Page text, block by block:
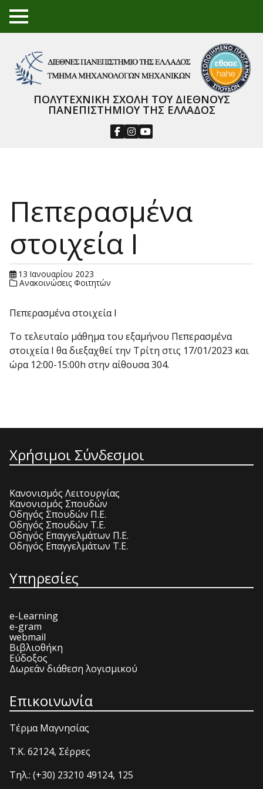
TO
GGL
NU
ΠΟΛΥΤΕΧΝΙΚΗ ΣΧΟΛΗ ΤΟΥ ΔΙΕΘΝΟΥΣ
ΠΑΝΕΠΙΣΤΗΜΙΟΥ ΤΗΣ ΕΛΛΑΔΟΣ
Πεπερασμένα
στοιχεία I
13 Ιανουαρίου 2023
Ανακοινώσεις Φοιτητών
Πεπερασμένα στοιχεία I
Το τελευταίο μάθημα του εξαμήνου Πεπερασμένα
στοιχεία I θα διεξαχθεί την Τρίτη στις 17/01/2023 και
ώρα 12:00-15:00h στην αίθουσα 304.
Χρήσιμοι Σύνδεσμοι
Κανονισμός Λειτουργίας
Κανονισμός Σπουδών
Οδηγός Σπουδών Π.Ε.
Οδηγός Σπουδών Τ.Ε.
Οδηγός Επαγγελμάτων Π.Ε.
Οδηγός Επαγγελμάτων Τ.Ε.
Υπηρεσίες
e-Learning
e-gram
webmail
Βιβλιοθήκη
Εύδοξος
Δωρεάν διάθεση λογισμικού
Επικοινωνία
Τέρμα Μαγνησίας
T.K. 62124, Σέρρες
Τηλ.: (+30) 23210 49124, 125